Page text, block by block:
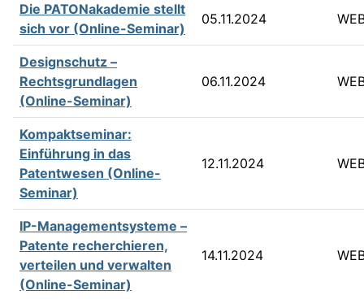
Die PATONakademie stellt
sich vor (Online-Seminar)
05.11.2024
Designschutz –
Rechtsgrundlagen
(Online-Seminar)
06.11.2024
Kompaktseminar:
Einführung in das
Patentwesen (Online-
Seminar)
12.11.2024
IP-Managementsysteme –
Patente recherchieren,
verteilen und verwalten
(Online-Seminar)
14.11.2024